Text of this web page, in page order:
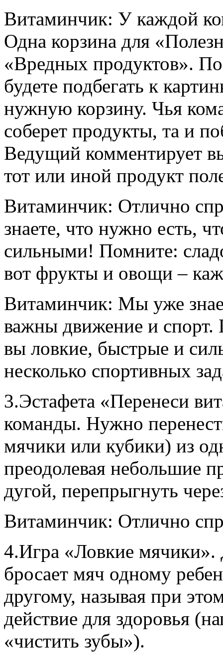
Витаминчик: У каждой
Одна корзина для
«Вредных продуктов».
будете подбегать к
нужную корзину. Чья
соберет продукты, та и
Ведущий комментирует
тот или иной продукт
Витаминчик: Отлично
знаете, что нужно есть,
сильными! Помните:
вот фрукты и овощи –
Витаминчик: Мы уже
важны движение и спорт.
вы ловкие, быстрые и
несколько спортивных
3.Эстафета «Перенеси
команды. Нужно
мячики или кубики) из
преодолевая небольшие
дугой, перепрыгнуть
Витаминчик: Отлично
4.Игра «Ловкие мячики».
бросает мяч одному
другому, называя при
действие для здоровья
«чистить зубы»).